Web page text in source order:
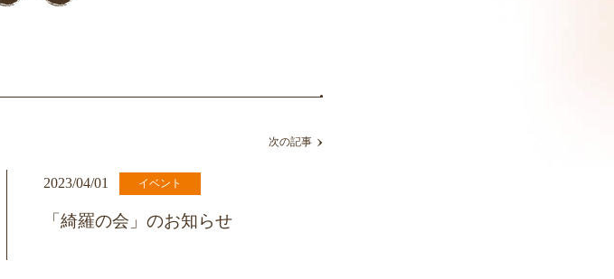
次の記事
イベント
2023/04/01
「綺羅の会」のお知らせ